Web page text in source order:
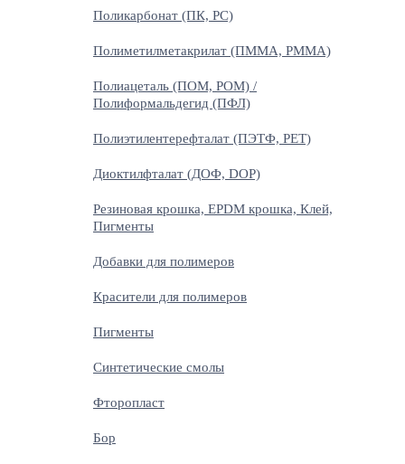
Поликарбонат (ПК, PC)
Полиметилметакрилат (ПММА, PMMA)
Полиацеталь (ПОМ, POM) /
Полиформальдегид (ПФЛ)
Полиэтилентерефталат (ПЭТФ, PET)
Диоктилфталат (ДОФ, DOP)
Резиновая крошка, EPDM крошка, Клей,
Пигменты
Добавки для полимеров
Красители для полимеров
Пигменты
Синтетические смолы
Фторопласт
Бор